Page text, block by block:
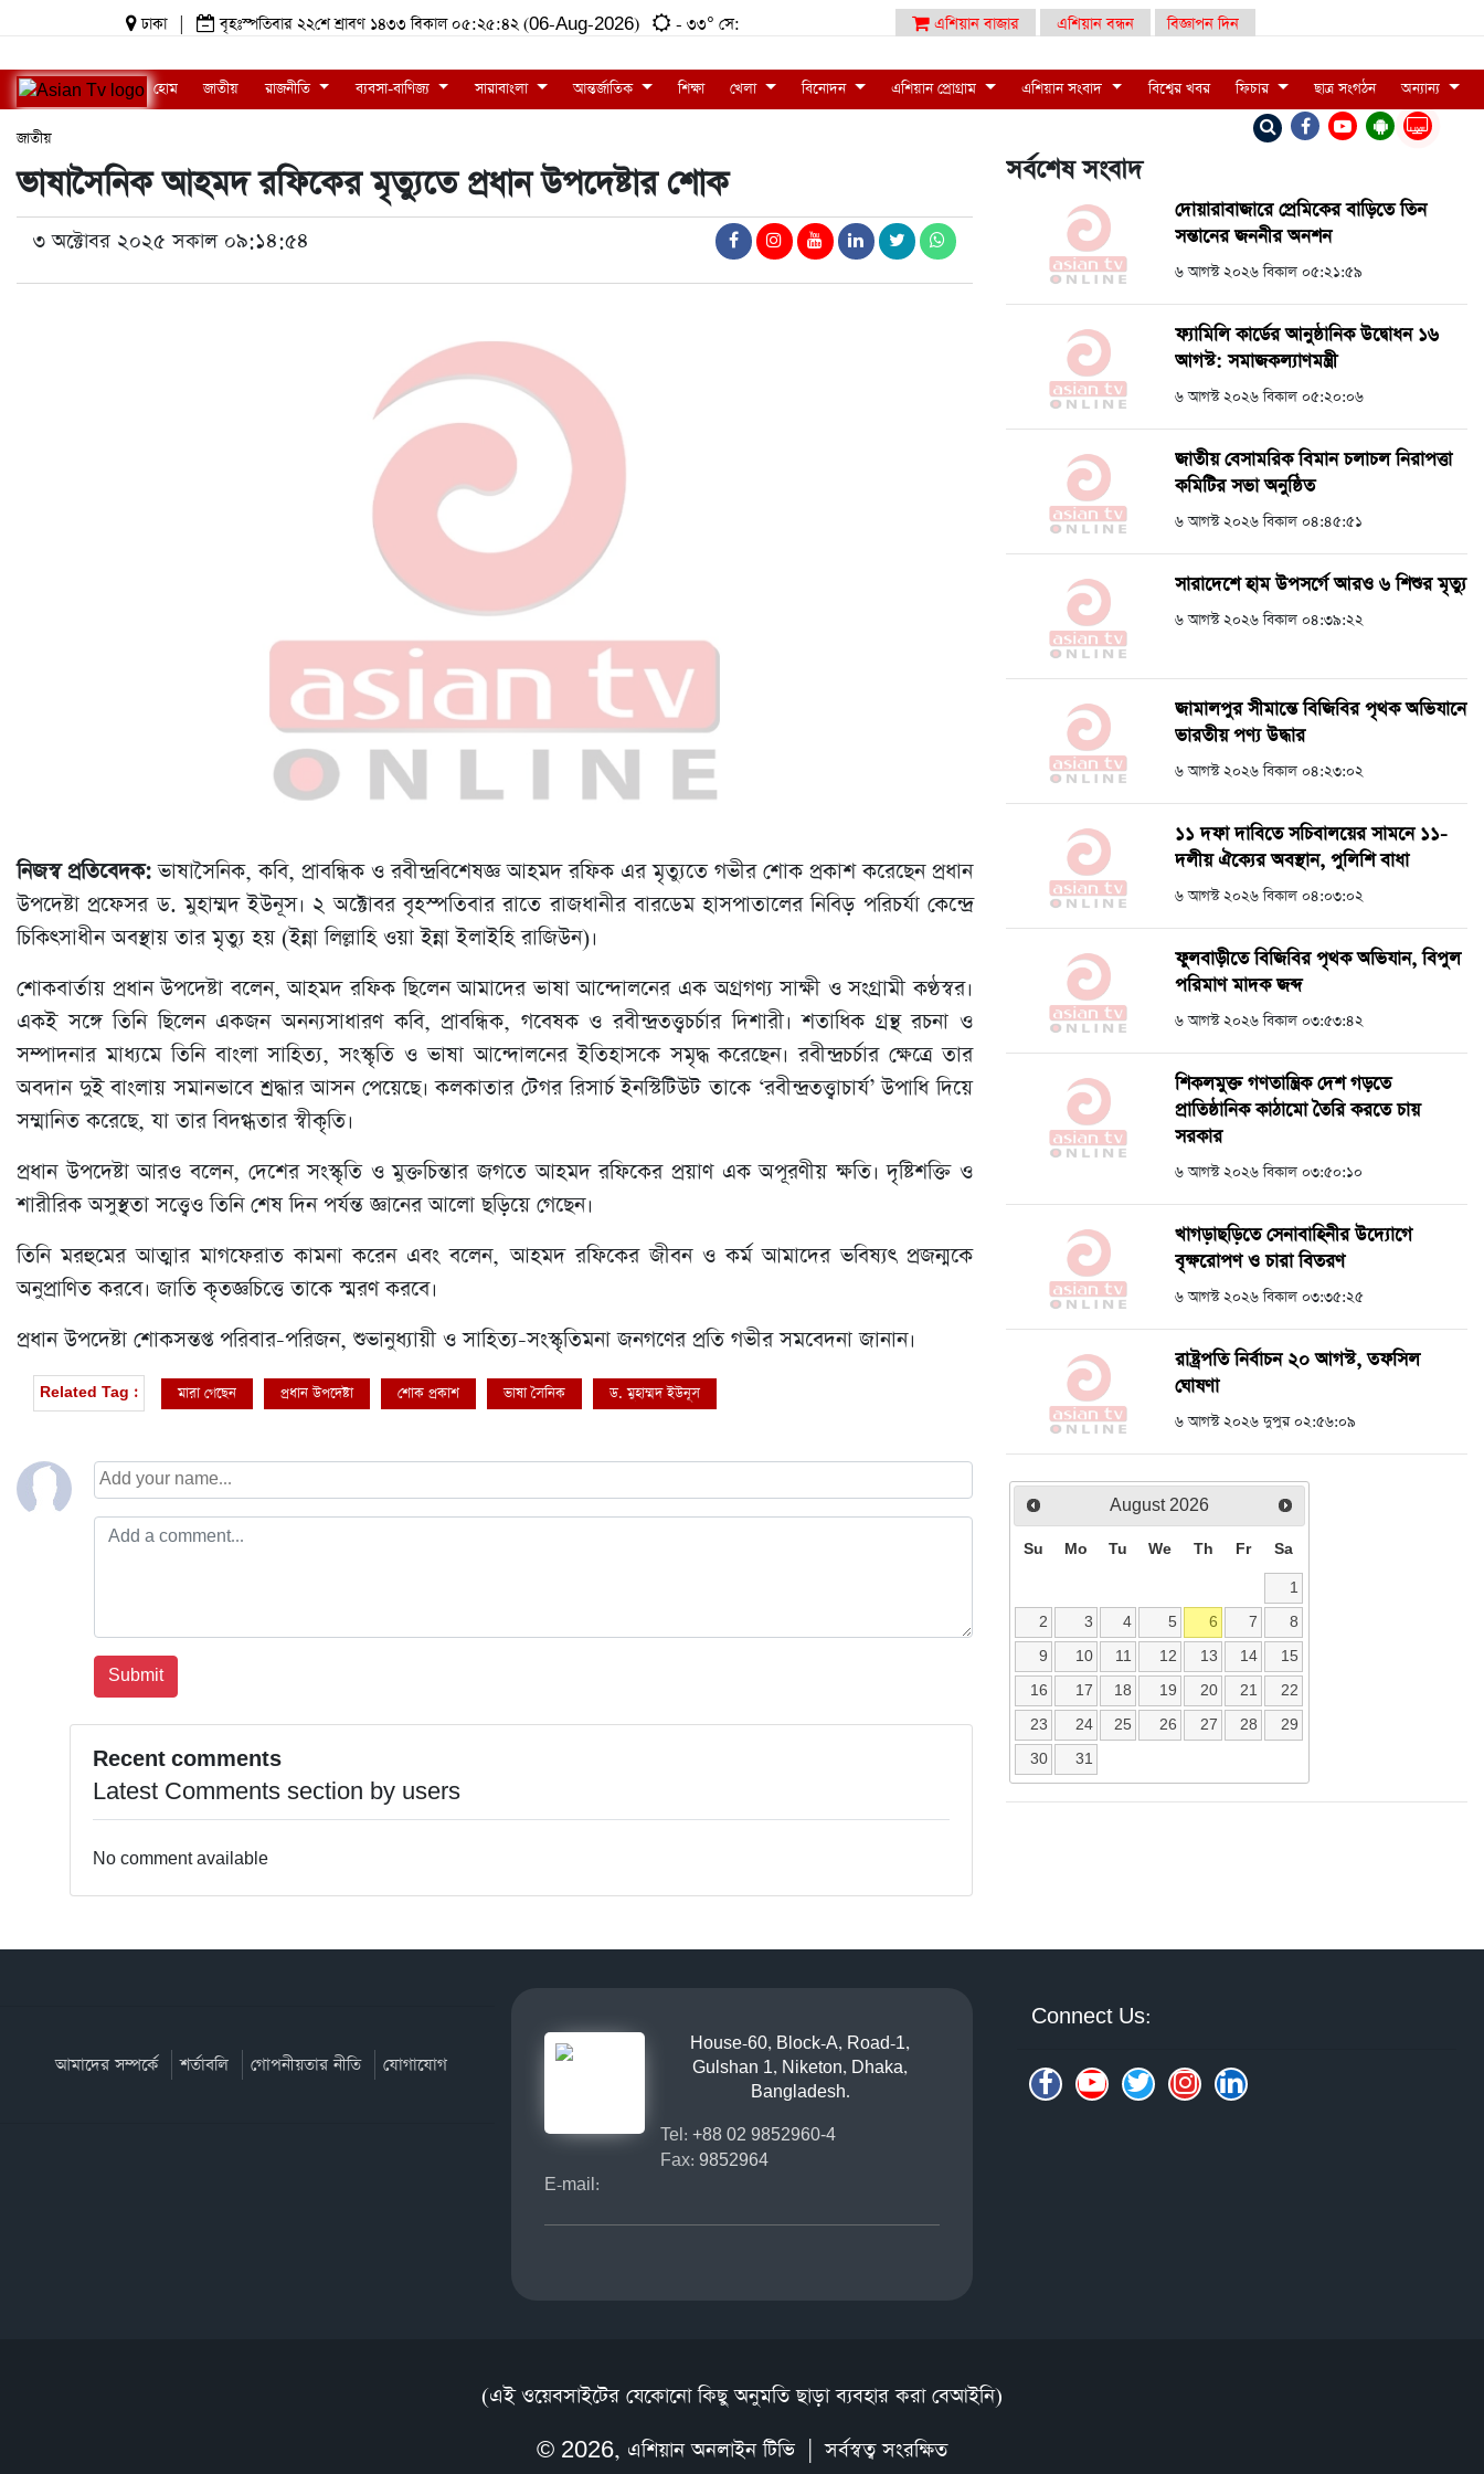
ঢাকা বৃহঃস্পতিবার ২২শে শ্রাবণ ১৪৩৩ বিকাল ০৫:২৫:৪২ (06-Aug-2026) - ৩৩° সে: এশিয়ান বাজার এশিয়ান বন্ধন বিজ্ঞাপন দিন
LIVE
হোম জাতীয় রাজনীতি ব্যবসা-বাণিজ্য সারাবাংলা আন্তর্জাতিক শিক্ষা খেলা বিনোদন এশিয়ান প্রোগ্রাম এশিয়ান সংবাদ বিশ্বের খবর ফিচার ছাত্র সংগঠন অন্যান্য
জাতীয়
ভাষাসৈনিক আহমদ রফিকের মৃত‍্যুতে প্রধান উপদেষ্টার শোক
৩ অক্টোবর ২০২৫ সকাল ০৯:১৪:৫৪
নিজস্ব প্রতিবেদক:ভাষাসৈনিক, কবি, প্রাবন্ধিক ও রবীন্দ্রবিশেষজ্ঞ আহমদ রফিক এর মৃত্যুতে গভীর শোক প্রকাশ করেছেন প্রধান
উপদেষ্টা প্রফেসর ড. মুহাম্মদ ইউনূস। ২ অক্টোবর বৃহস্পতিবার রাতে রাজধানীর বারডেম হাসপাতালের নিবিড় পরিচর্যা কেন্দ্রে
চিকিৎসাধীন অবস্থায় তার মৃত্যু হয় (ইন্না লিল্লাহি ওয়া ইন্না ইলাইহি রাজিউন)।
শোকবার্তায় প্রধান উপদেষ্টা বলেন, আহমদ রফিক ছিলেন আমাদের ভাষা আন্দোলনের এক অগ্রগণ্য সাক্ষী ও সংগ্রামী কণ্ঠস্বর।
একই সঙ্গে তিনি ছিলেন একজন অনন্যসাধারণ কবি, প্রাবন্ধিক, গবেষক ও রবীন্দ্রতত্ত্বচর্চার দিশারী। শতাধিক গ্রন্থ রচনা ও
সম্পাদনার মাধ্যমে তিনি বাংলা সাহিত্য, সংস্কৃতি ও ভাষা আন্দোলনের ইতিহাসকে সমৃদ্ধ করেছেন। রবীন্দ্রচর্চার ক্ষেত্রে তার
অবদান দুই বাংলায় সমানভাবে শ্রদ্ধার আসন পেয়েছে। কলকাতার টেগর রিসার্চ ইনস্টিটিউট তাকে ‘রবীন্দ্রতত্ত্বাচার্য’ উপাধি দিয়ে
সম্মানিত করেছে, যা তার বিদগ্ধতার স্বীকৃতি।
প্রধান উপদেষ্টা আরও বলেন, দেশের সংস্কৃতি ও মুক্তচিন্তার জগতে আহমদ রফিকের প্রয়াণ এক অপূরণীয় ক্ষতি। দৃষ্টিশক্তি ও
শারীরিক অসুস্থতা সত্ত্বেও তিনি শেষ দিন পর্যন্ত জ্ঞানের আলো ছড়িয়ে গেছেন।
তিনি মরহুমের আত্মার মাগফেরাত কামনা করেন এবং বলেন, আহমদ রফিকের জীবন ও কর্ম আমাদের ভবিষ্যৎ প্রজন্মকে
অনুপ্রাণিত করবে। জাতি কৃতজ্ঞচিত্তে তাকে স্মরণ করবে।
প্রধান উপদেষ্টা শোকসন্তপ্ত পরিবার-পরিজন, শুভানুধ্যায়ী ও সাহিত্য-সংস্কৃতিমনা জনগণের প্রতি গভীর সমবেদনা জানান।
Related Tag : মারা গেছেন প্রধান উপদেষ্টা শোক প্রকাশ ভাষা সৈনিক ড. মুহাম্মদ ইউনূস
Recent comments
Latest Comments section by users
No comment available
সর্বশেষ সংবাদ
দোয়ারাবাজারে প্রেমিকের বাড়িতে তিন
সন্তানের জননীর অনশন
৬ আগস্ট ২০২৬ বিকাল ০৫:২১:৫৯
ফ্যামিলি কার্ডের আনুষ্ঠানিক উদ্বোধন ১৬
আগস্ট: সমাজকল্যাণমন্ত্রী
৬ আগস্ট ২০২৬ বিকাল ০৫:২০:০৬
জাতীয় বেসামরিক বিমান চলাচল নিরাপত্তা
কমিটির সভা অনুষ্ঠিত
৬ আগস্ট ২০২৬ বিকাল ০৪:৪৫:৫১
সারাদেশে হাম উপসর্গে আরও ৬ শিশুর মৃত্যু
৬ আগস্ট ২০২৬ বিকাল ০৪:৩৯:২২
জামালপুর সীমান্তে বিজিবির পৃথক অভিযানে
ভারতীয় পণ্য উদ্ধার
৬ আগস্ট ২০২৬ বিকাল ০৪:২৩:০২
১১ দফা দাবিতে সচিবালয়ের সামনে ১১-
দলীয় ঐক্যের অবস্থান, পুলিশি বাধা
৬ আগস্ট ২০২৬ বিকাল ০৪:০৩:০২
ফুলবাড়ীতে বিজিবির পৃথক অভিযান, বিপুল
পরিমাণ মাদক জব্দ
৬ আগস্ট ২০২৬ বিকাল ০৩:৫৩:৪২
শিকলমুক্ত গণতান্ত্রিক দেশ গড়তে
প্রাতিষ্ঠানিক কাঠামো তৈরি করতে চায়
সরকার
৬ আগস্ট ২০২৬ বিকাল ০৩:৫০:১০
খাগড়াছড়িতে সেনাবাহিনীর উদ্যোগে
বৃক্ষরোপণ ও চারা বিতরণ
৬ আগস্ট ২০২৬ বিকাল ০৩:৩৫:২৫
রাষ্ট্রপতি নির্বাচন ২০ আগস্ট, তফসিল
ঘোষণা
৬ আগস্ট ২০২৬ দুপুর ০২:৫৬:০৯
August 2026
Su Mo Tu We Th Fr Sa
1
2
3 4 5 6 7
8
9
10 11 12 13 14
15
16
17 18 19 20 21
22
23
24 25 26 27 28
29
30
31
আমাদের সম্পর্কে শর্তাবলি গোপনীয়তার নীতি যোগাযোগ
House-60, Block-A, Road-1,
Gulshan 1, Niketon, Dhaka,
Bangladesh.
Tel: +88 02 9852960-4
Fax: 9852964
E-mail:
Connect Us:
(এই ওয়েবসাইটের যেকোনো কিছু অনুমতি ছাড়া ব্যবহার করা বেআইনি)
© 2026, এশিয়ান অনলাইন টিভি| সর্বস্বত্ব সংরক্ষিত